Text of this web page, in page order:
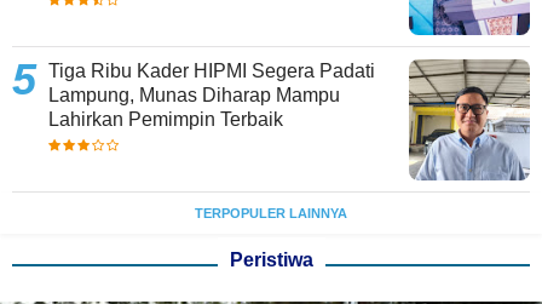
Tiga Ribu Kader HIPMI Segera Padati
Lampung, Munas Diharap Mampu
Lahirkan Pemimpin Terbaik
TERPOPULER LAINNYA
Peristiwa